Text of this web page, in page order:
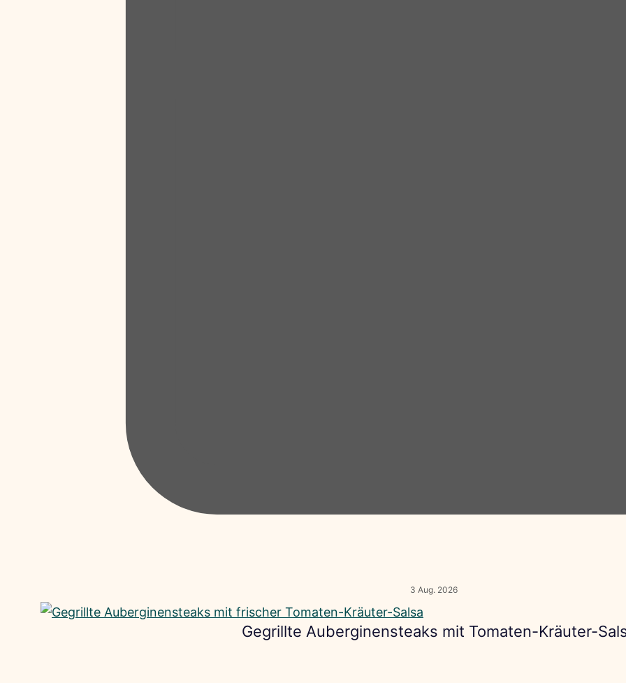
3 Aug. 2026
Gegrillte Auberginensteaks mit Tomaten-Kräuter-